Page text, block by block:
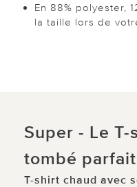
En 88% polyester,
la taille lors de
Super - Le
tombé
T-shirt chaud avec